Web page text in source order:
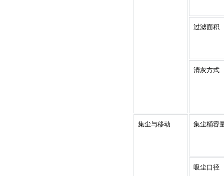
过滤面积
清灰方式
集尘与移动 集尘桶容
吸尘口径